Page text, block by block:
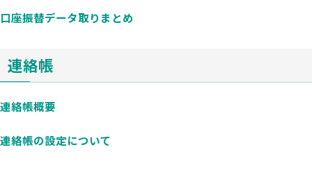
口座振替データ取りまとめ
連絡帳
連絡帳概要
連絡帳の設定について